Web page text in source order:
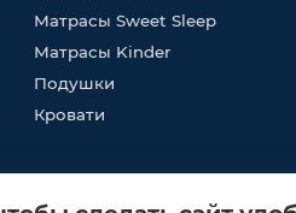
Матрасы Sweet Sleep
Матрасы Kinder
Подушки
Кровати